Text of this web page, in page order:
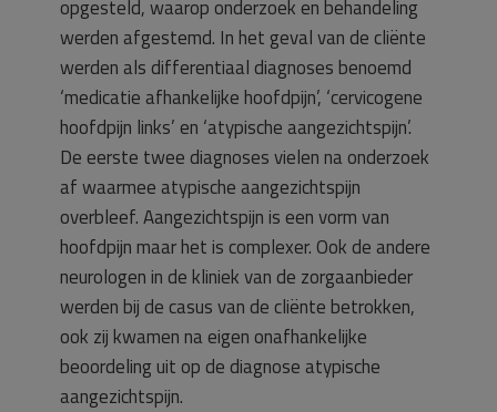
opgesteld, waarop onderzoek en behandeling
werden afgestemd. In het geval van de cliënte
werden als differentiaal diagnoses benoemd
‘medicatie afhankelijke hoofdpijn’, ‘cervicogene
hoofdpijn links’ en ‘atypische aangezichtspijn’.
De eerste twee diagnoses vielen na onderzoek
af waarmee atypische aangezichtspijn
overbleef. Aangezichtspijn is een vorm van
hoofdpijn maar het is complexer. Ook de andere
neurologen in de kliniek van de zorgaanbieder
werden bij de casus van de cliënte betrokken,
ook zij kwamen na eigen onafhankelijke
beoordeling uit op de diagnose atypische
aangezichtspijn.